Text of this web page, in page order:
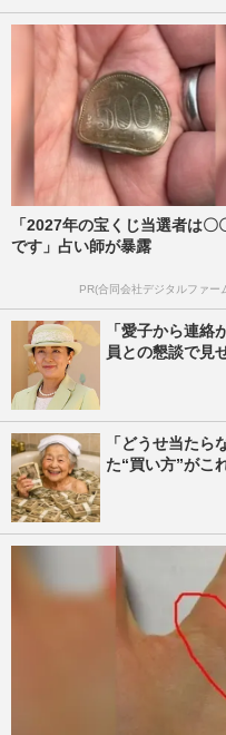
「2027年の宝くじ当選者は〇
です」占い師が暴露
PR(合同会社デジタルファー
「愛子から連
員との懇談で見
「どうせ当たら
た“買い方”がこ